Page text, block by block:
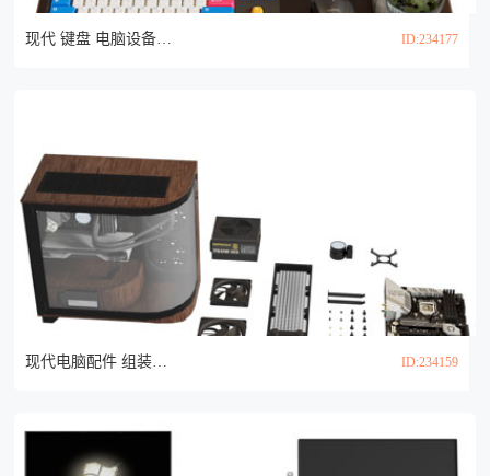
现代 键盘 电脑设备组合3d模型 ID:234177
现代电脑配件 组装电脑3d模型 ID:234159